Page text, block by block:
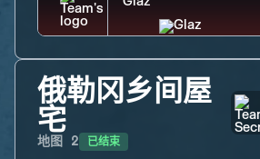
俄勒冈乡间屋
宅
地图 2 已结束